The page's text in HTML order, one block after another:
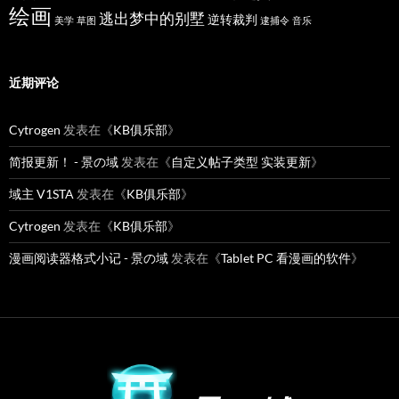
绘画 美学 草图 逃出梦中的别墅 逆转裁判 逮捕令 音乐
近期评论
Cytrogen 发表在《KB俱乐部》
简报更新！ - 景の域 发表在《自定义帖子类型 实装更新》
域主 V1STA 发表在《KB俱乐部》
Cytrogen 发表在《KB俱乐部》
漫画阅读器格式小记 - 景の域 发表在《Tablet PC 看漫画的软件》